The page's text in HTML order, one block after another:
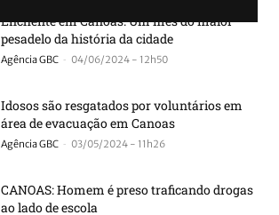
Enchente em Canoas: Um mês do maior
pesadelo da história da cidade
Agência GBC - 04/06/2024 - 12h50
Idosos são resgatados por voluntários em
área de evacuação em Canoas
Agência GBC - 03/05/2024 - 11h26
CANOAS: Homem é preso traficando drogas
ao lado de escola